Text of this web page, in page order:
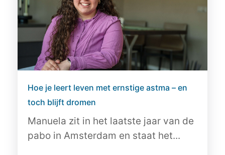
Hoe je leert leven met ernstige astma – en
toch blijft dromen
Manuela zit in het laatste jaar van de
pabo in Amsterdam en staat het...